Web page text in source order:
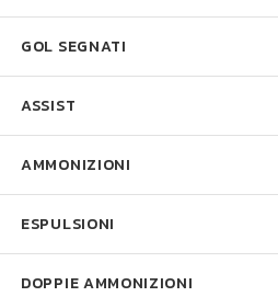
GOL SEGNATI
ASSIST
AMMONIZIONI
ESPULSIONI
DOPPIE AMMONIZIONI